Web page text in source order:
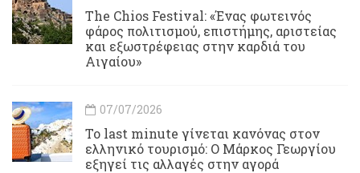
Τhe Chios Festival: «Ένας φωτεινός
φάρος πολιτισμού, επιστήμης, αριστείας
και εξωστρέφειας στην καρδιά του
Αιγαίου»
07/07/2026
Το last minute γίνεται κανόνας στον
ελληνικό τουρισμό: Ο Μάρκος Γεωργίου
εξηγεί τις αλλαγές στην αγορά